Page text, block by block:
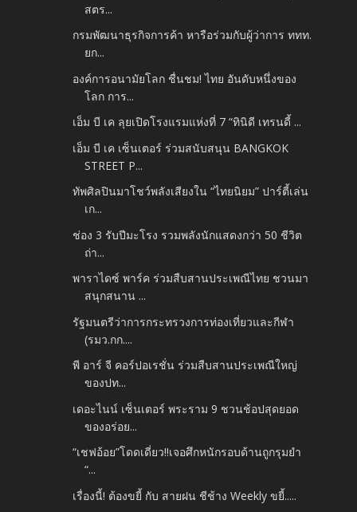
สตร...
กรมพัฒนาธุรกิจการค้า หารือร่วมกับผู้ว่าการ ททท.
ยก...
องค์การอนามัยโลก ชื่นชม! ไทย อันดับหนึ่งของ
โลก การ...
เอ็ม บี เค ลุยเปิดโรงแรมแห่งที่ 7 “ทินิดี เทรนดี้ ...
เอ็ม บี เค เซ็นเตอร์ ร่วมสนับสนุน BANGKOK
STREET P...
ทัพศิลปินมาโชว์พลังเสียงใน “ไทยนิยม” ปาร์ตี้เล่น
เก...
ช่อง 3 รับปีมะโรง รวมพลังนักแสดงกว่า 50 ชีวิต
ถ่า...
พาราไดซ์ พาร์ค ร่วมสืบสานประเพณีไทย ชวนมา
สนุกสนาน ...
รัฐมนตรีว่าการกระทรวงการท่องเที่ยวและกีฬา
(รมว.กก....
พี อาร์ จี คอร์ปอเรชั่น ร่วมสืบสานประเพณีใหญ่
ของปท...
เดอะไนน์ เซ็นเตอร์ พระราม 9 ชวนช้อปสุดยอด
ของอร่อย...
“เชฟอ้อย”โดดเดี่ยว!!เจอศึกหนักรอบด้านถูกรุมยำ
“...
เรื่องนี้! ต้องขยี้ กับ สายฝน ชีช้าง Weekly ขยี้.....